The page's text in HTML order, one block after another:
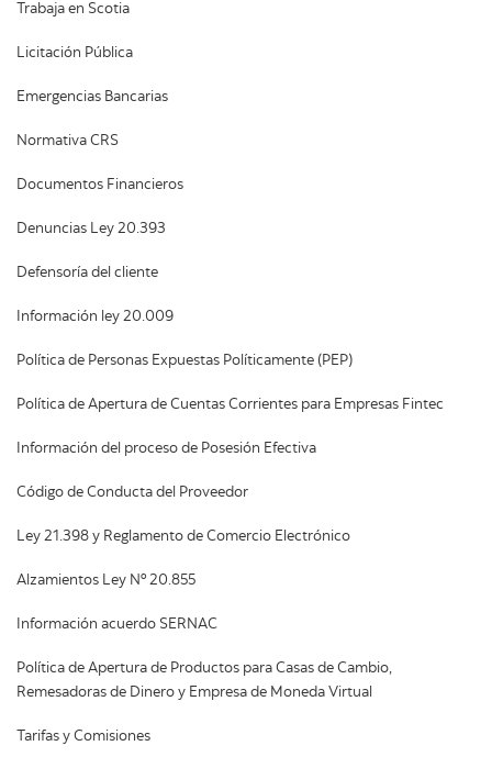
Trabaja en Scotia
Licitación Pública
Emergencias Bancarias
Normativa CRS
Documentos Financieros
Denuncias Ley 20.393
Defensoría del cliente
Información ley 20.009
Política de Personas Expuestas Políticamente (PEP)
Política de Apertura de Cuentas Corrientes para Empresas Fintec
Información del proceso de Posesión Efectiva
Código de Conducta del Proveedor
Ley 21.398 y Reglamento de Comercio Electrónico
Alzamientos Ley Nº 20.855
Información acuerdo SERNAC
Política de Apertura de Productos para Casas de Cambio,
Remesadoras de Dinero y Empresa de Moneda Virtual
Tarifas y Comisiones